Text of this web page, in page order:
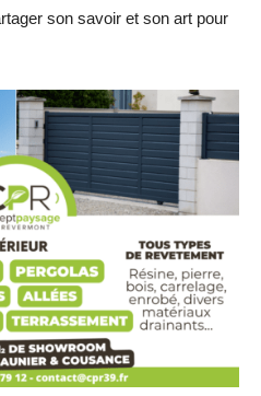
son savoir et son art pour